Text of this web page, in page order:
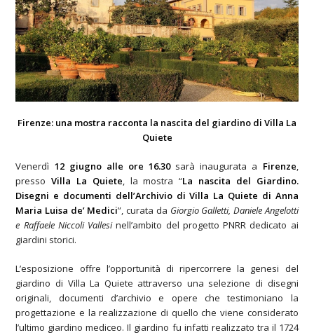
Firenze: una mostra racconta la nascita del giardino di Villa La
Quiete
Venerdì 12 giugno alle ore 16.30sarà inaugurata a Firenze,
pressoVilla La Quiete, la mostra “La nascita del Giardino.
Disegni e documenti dell’Archivio di Villa La Quiete di Anna
Maria Luisa de’ Medici”, curata da Giorgio Galletti, Daniele Angelotti
e Raffaele Niccoli Vallesinell’ambito del progetto PNRR dedicato ai
giardini storici.
L’esposizione offre l’opportunità di ripercorrere la genesi del
giardino di Villa La Quiete attraverso una selezione di disegni
originali, documenti d’archivio e opere che testimoniano la
progettazione e la realizzazione di quello che viene considerato
l’ultimo giardino mediceo. Il giardino fu infatti realizzato tra il 1724